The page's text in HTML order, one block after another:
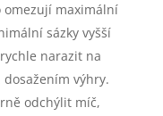
omezují maximální
sázky vyšší
narazit na
výhry.
odchýlit míč,